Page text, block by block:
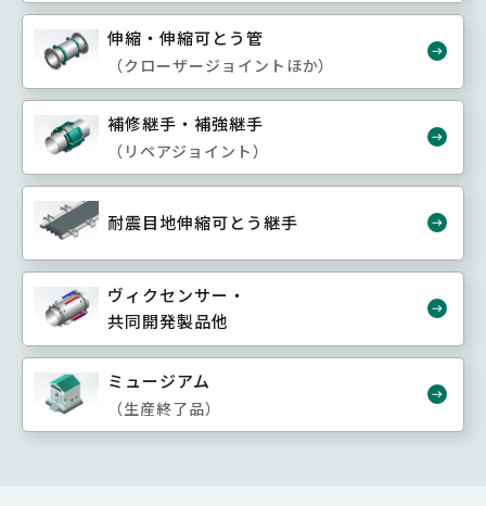
伸縮・伸縮可とう管
（クローザージョイントほか）
補修継手・補強継手
（リペアジョイント）
耐震目地伸縮可とう継手
ヴィクセンサー・
共同開発製品他
ミュージアム
（生産終了品）